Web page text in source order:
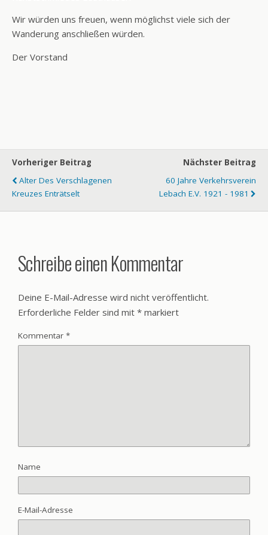
Wir würden uns freuen, wenn möglichst viele sich der
Wanderung anschließen würden.
Der Vorstand
Vorheriger Beitrag
Alter Des Verschlagenen
Kreuzes Enträtselt
Nächster Beitrag
60 Jahre Verkehrsverein
Lebach E.V. 1921 - 1981
Schreibe einen Kommentar
Deine E-Mail-Adresse wird nicht veröffentlicht.
Erforderliche Felder sind mit * markiert
Kommentar *
Name
E-Mail-Adresse